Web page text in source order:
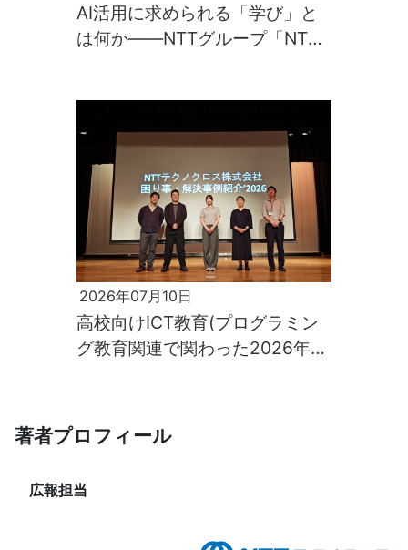
AI活用に求められる「学び」と
は何か――NTTグループ「NTT
2026年07月10日
高校向けICT教育(プログラミン
グ教育関連で関わった2026年学
著者プロフィール
広報担当